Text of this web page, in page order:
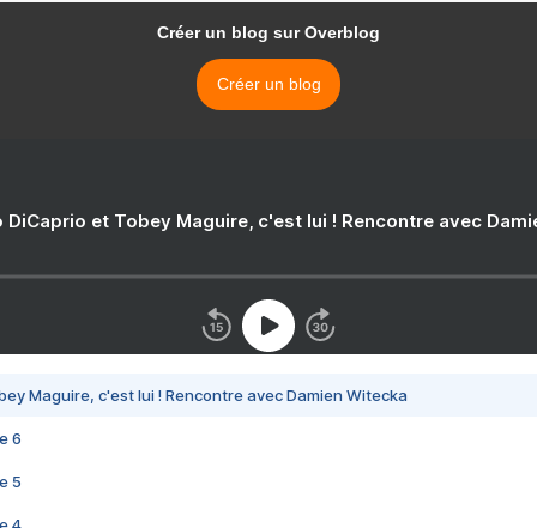
Créer un blog sur Overblog
Créer un blog
DiCaprio et Tobey Maguire, c'est lui ! Rencontre avec
Maguire, c'est lui ! Rencontre avec Damien Witecka
6
5